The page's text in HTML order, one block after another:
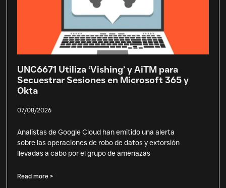
UNC6671 Utiliza ‘Vishing’ y AiTM para
Secuestrar Sesiones en Microsoft 365 y
Okta
07/08/2026
Analistas de Google Cloud han emitido una alerta
sobre las operaciones de robo de datos y extorsión
llevadas a cabo por el grupo de amenazas
Read more >